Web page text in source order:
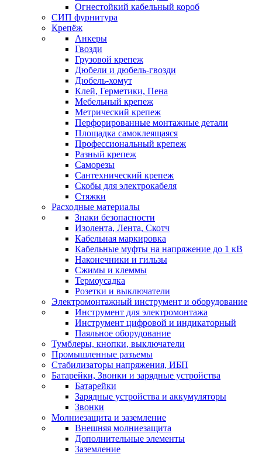
Огнестойкий кабельный короб
СИП фурнитура
Крепёж
Анкеры
Гвозди
Грузовой крепеж
Дюбели и дюбель-гвозди
Дюбель-хомут
Клей, Герметики, Пена
Мебельный крепеж
Метрический крепеж
Перфорированные монтажные детали
Площадка самоклеящаяся
Профессиональный крепеж
Разный крепеж
Саморезы
Сантехнический крепеж
Скобы для электрокабеля
Стяжки
Расходные материалы
Знаки безопасности
Изолента, Лента, Скотч
Кабельная маркировка
Кабельные муфты на напряжение до 1 кВ
Наконечники и гильзы
Сжимы и клеммы
Термоусадка
Розетки и выключатели
Электромонтажный инструмент и оборудование
Инструмент для электромонтажа
Инструмент цифровой и индикаторный
Паяльное оборудование
Тумблеры, кнопки, выключатели
Промышленные разъемы
Стабилизаторы напряжения, ИБП
Батарейки, Звонки и зарядные устройства
Батарейки
Зарядные устройства и аккумуляторы
Звонки
Молниезащита и заземление
Внешняя молниезащита
Дополнительные элементы
Заземление